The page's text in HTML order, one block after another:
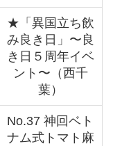
★「異国立ち飲
み良き日」〜良
き日５周年イベ
ント〜（西千
葉）
No.37 神回ベト
ナム式トマト麻